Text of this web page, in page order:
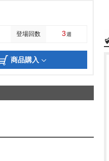
登場回数 3週
商品購入